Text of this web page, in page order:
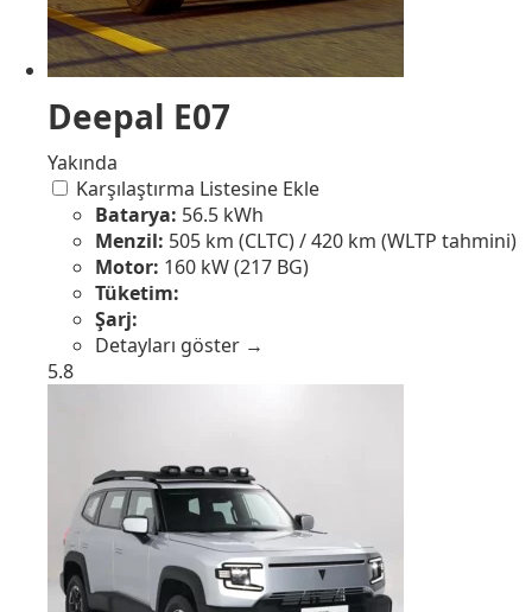
Deepal E07
Yakında
Karşılaştırma Listesine Ekle
Batarya: 56.5 kWh
Menzil: 505 km (CLTC) / 420 km (WLTP tahmini)
Motor: 160 kW (217 BG)
Tüketim:
Şarj:
Detayları göster →
5.8